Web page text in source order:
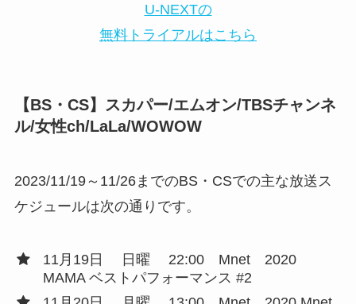
U-NEXTの
無料トライアルはこちら
【BS・CS】スカパー/エムオン/TBSチャンネ
ル/女性ch/LaLa/WOWOW
2023/11/19～11/26までのBS・CSでの主な放送ス
ケジュールは次の通りです。
11月19日 日曜 22:00 Mnet 2020
MAMA ベストパフォーマンス #2